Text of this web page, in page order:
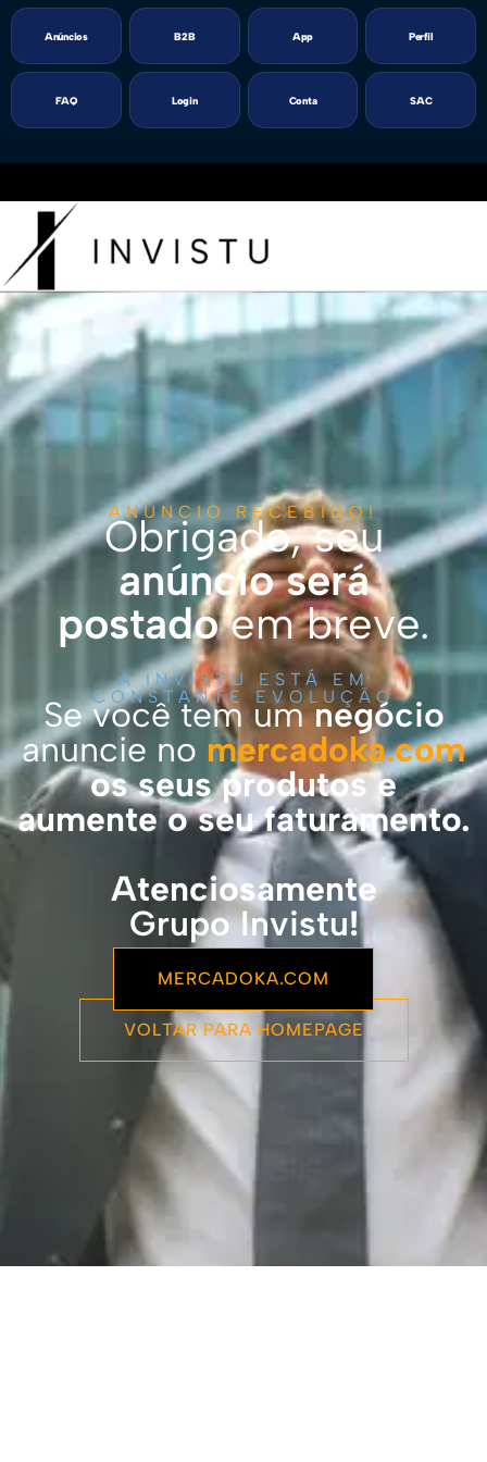
Anúncios B2B App Perfil
FAQ Login Conta SAC
ANÚNCIO RECEBIDO!
Obrigado, seu
anúncio será
postadoem breve.
VOLTAR PARA HOMEPAGE
A INVISTU ESTÁ EM
CONSTANTE EVOLUÇÃO
Se você tem umnegócio
anuncie no mercadoka.com
os seus produtos e
aumente o seu faturamento.
Atenciosamente
Grupo Invistu!
MERCADOKA.COM